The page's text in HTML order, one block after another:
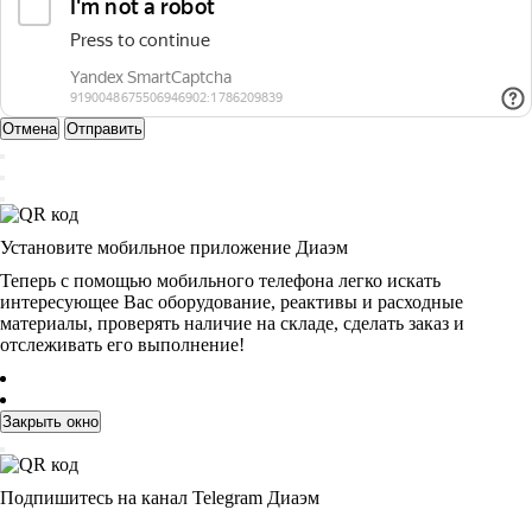
Отмена Отправить
Установите мобильное приложение Диаэм
Теперь с помощью мобильного телефона легко искать
интересующее Вас оборудование, реактивы и расходные
материалы, проверять наличие на складе, сделать заказ и
отслеживать его выполнение!
Закрыть окно
Подпишитесь на канал Telegram Диаэм